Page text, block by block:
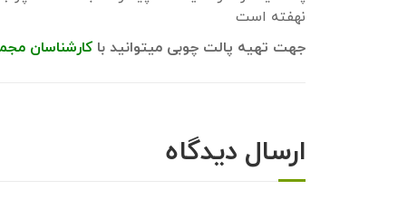
نهفته است
جهت تهیه پالت چوبی میتوانید با کارشناسان
ارسال دیدگاه